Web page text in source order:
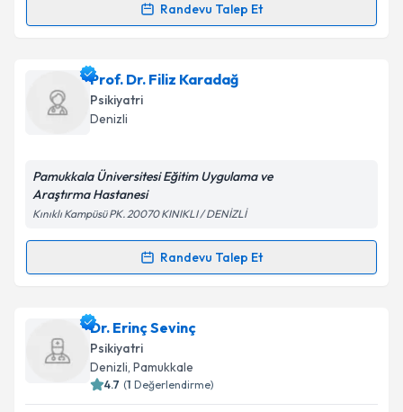
Kişisel verilerimin işlenmesine ilişkinAydınlatma
kapsamda işlenmesini kabul ediyorum.
Randevu Talep Et
Randevu Takvimi Talebi
Uzm. Dr. Özlem Güngördüiçin randevu takvimi
talebi oluşturun. Size bu uzmandan randevu almanız
için bir takvim hazırlandığında e-posta ile
E-posta Adresiniz
Kişisel verilerimin işlenmesine ilişkin
Metni'ni okudum ve kişisel verilerimin belirtilen
Takvim Talebini Gönder
Prof. Dr. Filiz Karadağ
Psikiyatri
Denizli
Pamukkala Üniversitesi Eğitim Uygulama ve
Araştırma Hastanesi
Kınıklı Kampüsü PK. 20070 KINIKLI / DENİZLİ
Randevu Talep Et
Randevu Takvimi Talebi
Prof. Dr. Filiz Karadağ
oluşturun. Size bu uzmandan randevu almanız için bir
takvim hazırlandığında e-posta ile bilgilendireceğiz.
Dr. Erinç Sevinç
Psikiyatri
Denizli, Pamukkale
4.7 (1 Değerlendirme)